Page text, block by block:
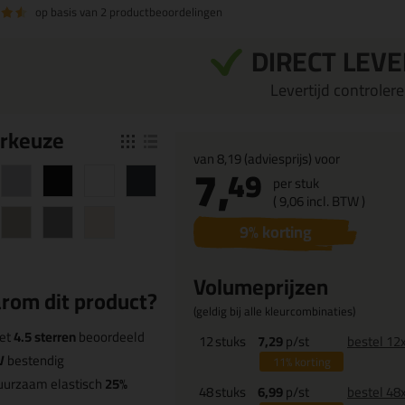
op basis van 2 productbeoordelingen
DIRECT
Levertijd
keuze
dit product?
4.5 sterrenbeoordeeld
bestendig
elastisch25%
van8,19(adviesprijs) voor
7,49 per stuk
(9,06incl. BTW )
9% korting
Volumeprijzen
(geldig bij alle kleurcombinaties)
12stuks 7,29p/st
11%korting
bestel
48stuks 6,99p/st bestel